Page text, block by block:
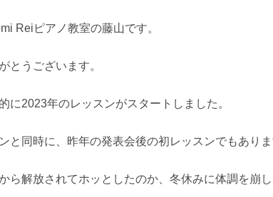
Reiピアノ教室の藤山です。
とうございます。
に2023年のレッスンがスタートしました。
と同時に、昨年の発表会後の初レッスンでもありま
ら解放されてホッとしたのか、冬休みに体調を崩